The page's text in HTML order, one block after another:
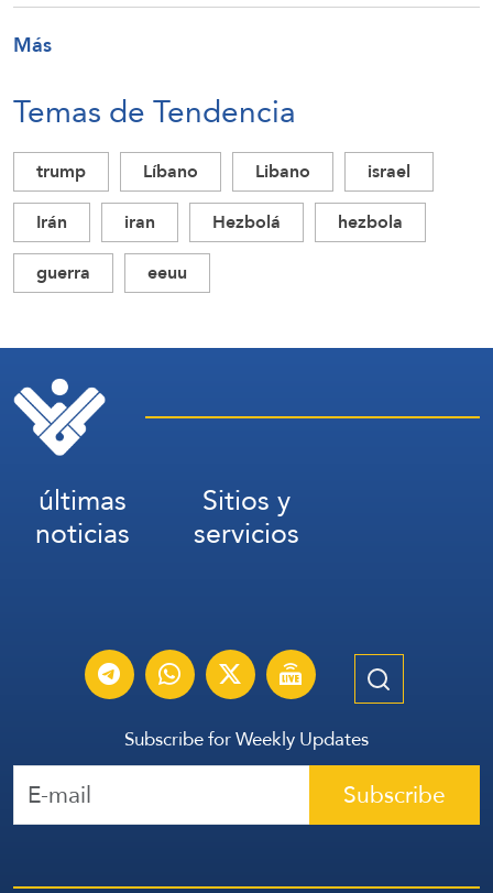
Más
Temas de Tendencia
trump Líbano Libano
israel
Irán
iran Hezbolá
hezbola
guerra
eeuu
últimas
noticias
Sitios y
servicios
Subscribe for Weekly Updates
Subscribe